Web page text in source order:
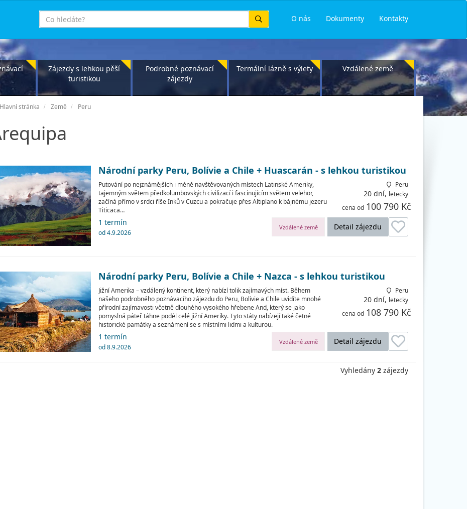
Kontakty
Dokumenty
O nás
co
hledáte
Zájezdy s lehkou pěší
turistikou
Podrobné poznávací
zájezdy
Termální lázně s výlety Vzdálené země
Hlavní stránka Země Peru
Národní parky Peru, Bolívie a Chile + Huascarán - s lehkou turistikou
Putování po nejznámějších i méně navštěvovaných místech Latinské Ameriky,
tajemným světem předkolumbovských civilizací i fascinujícím světem velehor,
začíná přímo v srdci říše Inků v Cuzcu a pokračuje přes Altiplano k bájnému jezeru
Titicaca…
Peru
20 dní, letecky
cena od 100 790 Kč
Detail zájezdu
Vzdálené země
1 termín
od 4.9.2026
Národní parky Peru, Bolívie a Chile + Nazca - s lehkou turistikou
Jižní Amerika – vzdálený kontinent, který nabízí tolik zajímavých míst. Během
našeho podrobného poznávacího zájezdu do Peru, Bolivie a Chile uvidíte mnohé
přírodní zajímavosti včetně dlouhého vysokého hřebene And, který se jako
pomyslná páteř táhne podél celé jižní Ameriky. Tyto státy nabízejí také četné
historické památky a seznámení se s místními lidmi a kulturou.
Peru
20 dní, letecky
cena od 108 790 Kč
Detail zájezdu
Vzdálené země
1 termín
od 8.9.2026
Vyhledány 2 zájezdy